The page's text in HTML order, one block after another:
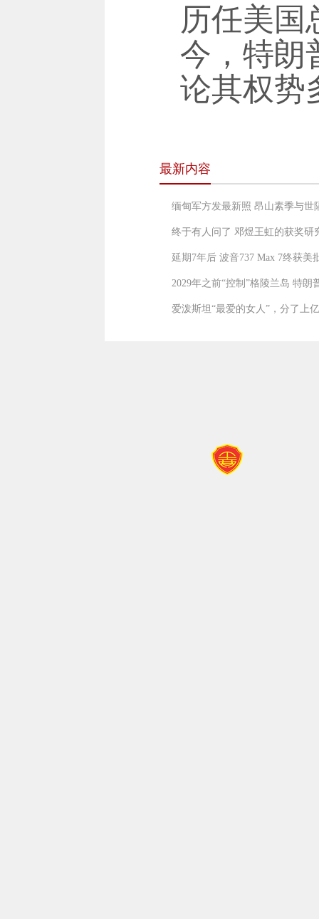
历任美国
今，特
论其权
最新内容
缅甸军方发最新照 昂山素季与世
终于有人问了 邓煜王虹的获奖研
延期7年后 波音737 Max 7终获美
2029年之前“控制”格陵兰岛 特朗
爱泼斯坦“最爱的女人”，分了上